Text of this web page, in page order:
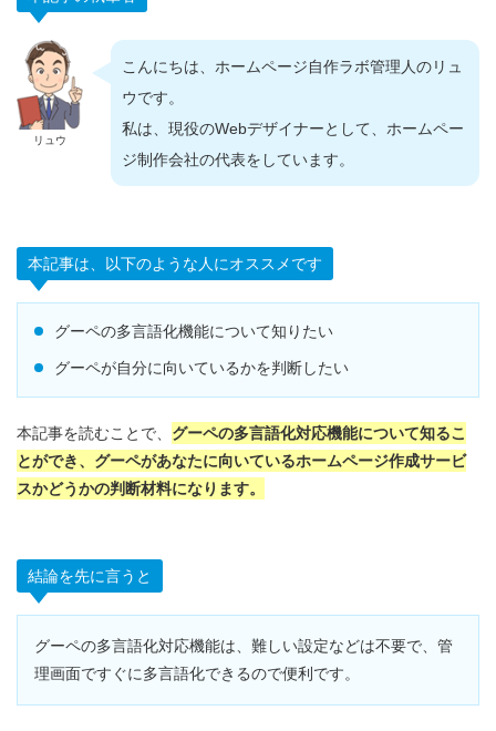
リュウ
こんにちは、ホームページ自作ラボ管理人のリュ
ウです。
私は、現役のWebデザイナーとして、ホームペー
ジ制作会社の代表をしています。
本記事は、以下のような人にオススメです
グーペの多言語化機能について知りたい
グーペが自分に向いているかを判断したい
本記事を読むことで、 グーペの多言語化対応機能について知るこ
とができ、グーペがあなたに向いているホームページ作成サービ
スかどうかの判断材料になります。
結論を先に言うと
グーペの多言語化対応機能は、難しい設定などは不要で、管
理画面ですぐに多言語化できるので便利です。